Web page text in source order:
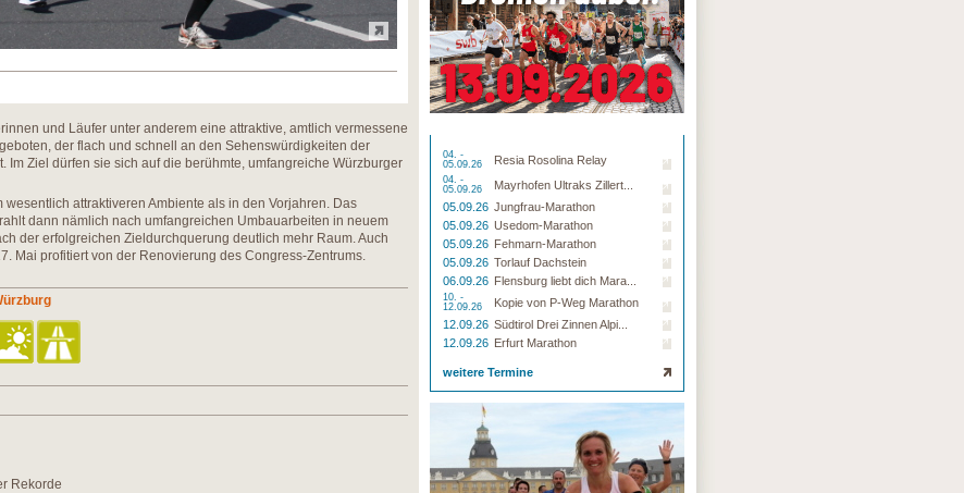
und Läufer unter anderem eine attraktive, amtlich vermessene
der flach und schnell an den Sehenswürdigkeiten der
Im Ziel dürfen sie sich auf die berühmte, umfangreiche Würzburger
attraktiveren Ambiente als in den Vorjahren. Das
dann nämlich nach umfangreichen Umbauarbeiten in neuem
der erfolgreichen Zieldurchquerung deutlich mehr Raum. Auch
Mai profitiert von der Renovierung des Congress-Zentrums.
Rekorde
04. -
05.09.26
Resia Rosolina Relay
04. -
05.09.26
Mayrhofen Ultraks Zillert...
05.09.26 Jungfrau-Marathon
05.09.26 Usedom-Marathon
05.09.26 Fehmarn-Marathon
05.09.26 Torlauf Dachstein
06.09.26 Flensburg liebt dich Mara...
10. -
12.09.26
Kopie von P-Weg Marathon
12.09.26 Südtirol Drei Zinnen Alpi...
12.09.26 Erfurt Marathon
weitere Termine